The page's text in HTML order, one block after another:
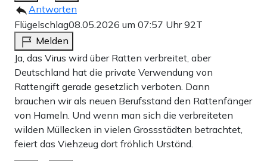
Antworten
Flügelschlag08.05.2026 um 07:57 Uhr92T
Melden
Ja, das Virus wird über Ratten verbreitet, aber
Deutschland hat die private Verwendung von
Rattengift gerade gesetzlich verboten. Dann
brauchen wir als neuen Berufsstand den Rattenfänger
von Hameln. Und wenn man sich die verbreiteten
wilden Müllecken in vielen Grossstädten betrachtet,
feiert das Viehzeug dort fröhlich Urständ.